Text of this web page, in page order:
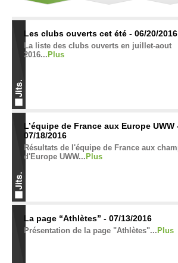
Les clubs ouverts cet été - 06/20/2016
La liste des clubs ouverts en juillet-aout
2016... Plus
L’équipe de France aux Europe UWW
07/18/2016
Résultats de l'équipe de France aux
d'Europe UWW... Plus
La page “Athlètes” - 07/13/2016
Présentation de la page "Athlètes"... Plus